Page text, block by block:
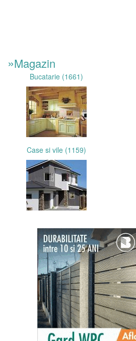
»Magazin
Bucatarie (1661)
Case si vile (1159)